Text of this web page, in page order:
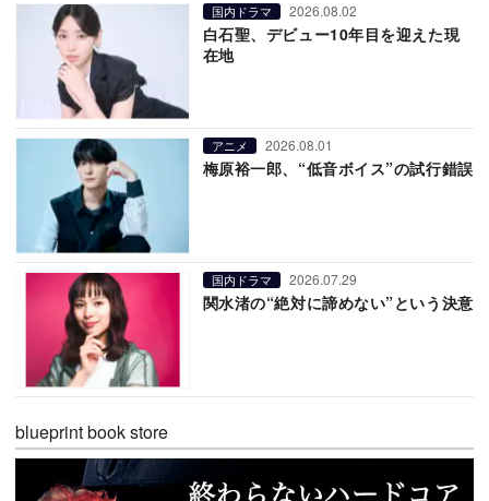
国内ドラマ 2026.08.02
白石聖、デビュー10年目を迎えた現
在地
アニメ 2026.08.01
梅原裕一郎、“低音ボイス”の試行錯誤
国内ドラマ 2026.07.29
関水渚の“絶対に諦めない”という決意
blueprint book store